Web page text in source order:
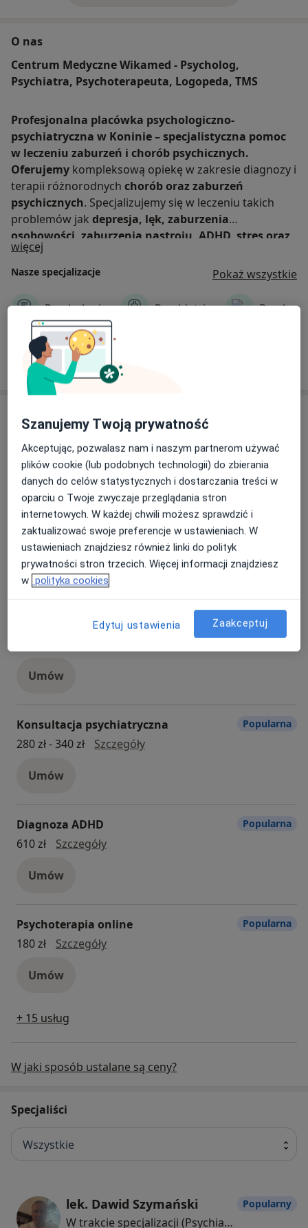
O nas
Centrum Medyczne Wikamed - Psycholog,
Psychiatra, Psychoterapeuta, Logopeda, TMS
Profesjonalna placówka psychologiczno-
psychiatryczna w Koninie – specjalistyczna pomoc
w leczeniu zaburzeń i chorób psychicznych.
Oferujemy kompleksową opiekę w zakresie diagnozy i
terapii różnorodnych chorób oraz zaburzeń
psychicznych. Specjalizujemy się w leczeniu takich
problemów jak depresja, lęk, zaburzenia
osobowości, zaburzenia nastroju, ADHD, stres oraz
wypalenie zawodowe
psychologowie i psychiatrzy – zapewniają
indywidualne podejście oraz nowoczesne metody
terapeutyczne. Leczymy Depresje w innowacyjny
sposób za pomocą przezczaszkowej stymulacji
elektromagnetycznej - TMS. Dogodna
Koninieumożliwia łatwy dostęp do profesjonalnej
pomocy psychicznej dla mieszkańców miasta i okolic.
Jeśli szukasz miejsca, które łączy wysoką
empatię i skuteczność leczenia
Jesteśmy do Twojej dyspozycji.
więcej
Nasze specjalizacje Pokaż wszystkie
Psychologia Psychiatria
Zobacz więcej
Wszystkie
Konsultacja psychiatryczna (pierwsza
wizyta)
340 zł
Szczegółykonsultacja psychiatryczna (pierwsza
Umów
Popularna
Konsultacja psychologiczna
Konsultacja psychologiczna
Umów
Popularna
Konsultacja psychiatryczna
280 zł - 340 zł
Szczegółykonsultacja psychiatryczna
Umów
Popularna
Diagnoza ADHD
610 zł
SzczegółyDiagnoza ADHD
Umów
Popularna
Psychoterapia online
180 zł
Szczegółypsychoterapia online
Umów
Popularna
+ 15 usług
W jaki sposób ustalane są ceny?
Specjaliści
Wszystkie
lek. Dawid Szymański
W trakcie specjalizacji (Psychiatra)
Popularny
Szanujemy Twoją prywatność
Akceptując, pozwalasz nam i naszym partnerom używać
plików cookie (lub podobnych technologii) do zbierania
danych do celów statystycznych i dostarczania treści w
oparciu o Twoje zwyczaje przeglądania stron
internetowych. W każdej chwili możesz sprawdzić i
zaktualizować swoje preferencje w ustawieniach. W
ustawieniach znajdziesz również linki do polityk
prywatności stron trzecich. Więcej informacji znajdziesz
w polityka cookies
Edytuj ustawienia Zaakceptuj